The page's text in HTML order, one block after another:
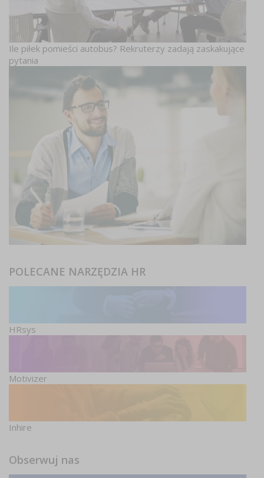
Ile piłek pomieści autobus? Rekruterzy zadają zaskakujące
pytania
POLECANE NARZĘDZIA HR
HRsys
Motivizer
Inhire
Obserwuj nas